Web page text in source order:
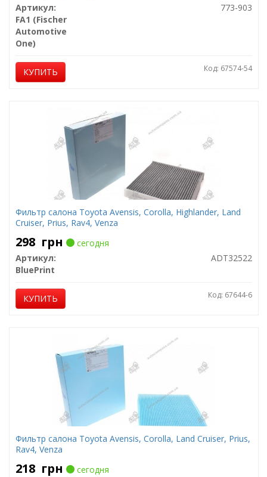
Артикул:
773-903
FA1 (Fischer
Automotive
One)
КУПИТЬ Код: 67574-54
Фильтр салона Toyota Avensis, Corolla, Highlander, Land
Cruiser, Prius, Rav4, Venza
298 грн
сегодня
Артикул:
ADT32522
BluePrint
КУПИТЬ Код: 67644-6
Фильтр салона Toyota Avensis, Corolla, Land Cruiser, Prius,
Rav4, Venza
218 грн
сегодня